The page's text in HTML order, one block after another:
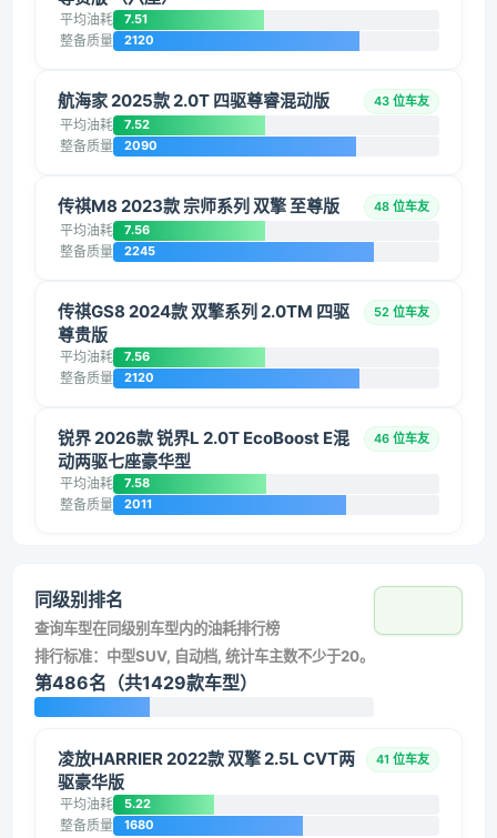
平均油耗 7.51
整备质量 2120
航海家 2025款 2.0T 四驱尊睿混动版 43 位车友
平均油耗 7.52
整备质量 2090
传祺M8 2023款 宗师系列 双擎 至尊版 48 位车友
平均油耗 7.56
整备质量 2245
传祺GS8 2024款 双擎系列 2.0TM 四驱
尊贵版
52 位车友
平均油耗 7.56
整备质量 2120
锐界 2026款 锐界L 2.0T EcoBoost E混
动两驱七座豪华型
46 位车友
平均油耗 7.58
整备质量 2011
同级别排名
查询车型在同级别车型内的油耗排行榜
排行标准：中型SUV, 自动档, 统计车主数不少于20。
第486名（共1429款车型）
凌放HARRIER 2022款 双擎 2.5L CVT两
驱豪华版
41 位车友
平均油耗 5.22
整备质量 1680